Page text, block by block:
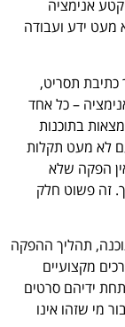
קטע אנימציה
מעט ידע ועבודה
תסריט,
– כל אחד
בתוכנות
לא מעט תקלות
הפקה שלא
זה פשוט חלק
תהליך ההפקה
מקצועיים
ידיהם סרטים
מי שזהו אינו